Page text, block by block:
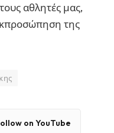
αθλητές μας,
της
on YouTube